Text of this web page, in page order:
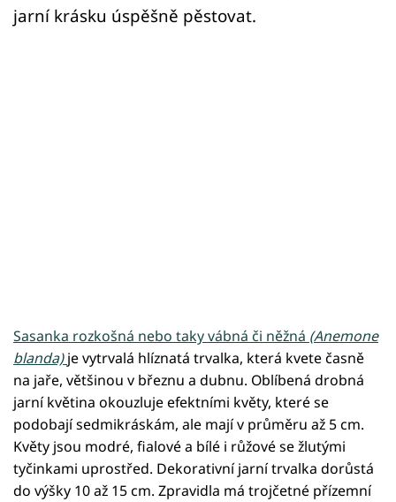
jarní krásku úspěšně pěstovat.
Sasanka rozkošná nebo taky vábná či něžná (Anemone
blanda)je vytrvalá hlíznatá trvalka, která kvete časně
na jaře, většinou v březnu a dubnu. Oblíbená drobná
jarní květina okouzluje efektními květy, které se
podobají sedmikráskám, ale mají v průměru až 5 cm.
Květy jsou modré, fialové a bílé i růžové se žlutými
tyčinkami uprostřed. Dekorativní jarní trvalka dorůstá
do výšky 10 až 15 cm. Zpravidla má trojčetné přízemní